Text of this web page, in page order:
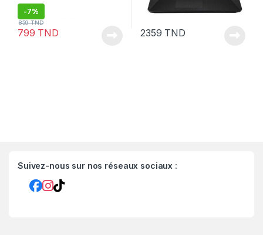
-7%
799 TND
859TND
2359 TND
Suivez-nous sur nos réseaux sociaux :